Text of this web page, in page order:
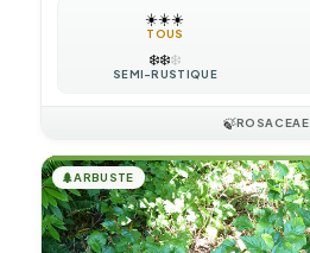
☀️☀️☀️
TOUS
❄️❄️❄️
SEMI-RUSTIQUE
🍃ROSACEAE
🌲ARBUSTE